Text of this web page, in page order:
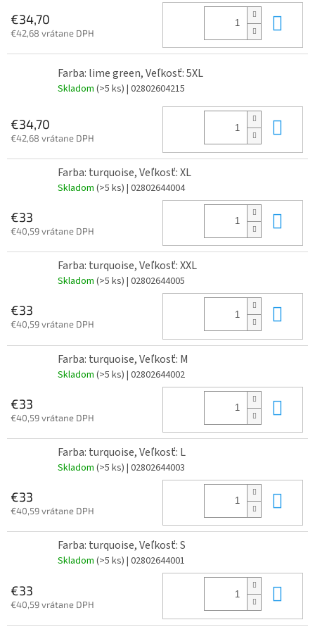
€34,70
€42,68 vrátane DPH
Farba: lime green, Veľkosť: 5XL
Skladom (>5 ks) | 02802604215
€34,70
€42,68 vrátane DPH
Farba: turquoise, Veľkosť: XL
Skladom (>5 ks) | 02802644004
€33
€40,59 vrátane DPH
Farba: turquoise, Veľkosť: XXL
Skladom (>5 ks) | 02802644005
€33
€40,59 vrátane DPH
Farba: turquoise, Veľkosť: M
Skladom (>5 ks) | 02802644002
€33
€40,59 vrátane DPH
Farba: turquoise, Veľkosť: L
Skladom (>5 ks) | 02802644003
€33
€40,59 vrátane DPH
Farba: turquoise, Veľkosť: S
Skladom (>5 ks) | 02802644001
€33
€40,59 vrátane DPH